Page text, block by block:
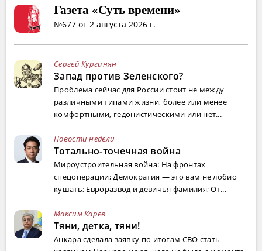
Газета «Суть времени»
№677 от 2 августа 2026 г.
Сергей Кургинян
Запад против Зеленского?
Проблема сейчас для России стоит не между
различными типами жизни, более или менее
комфортными, гедонистическими или нет...
Новости недели
Тотально-точечная война
Мироустроительная война: На фронтах
спецоперации; Демократия — это вам не лобио
кушать; Евроразвод и девичья фамилия; От...
Максим Карев
Тяни, детка, тяни!
Анкара сделала заявку по итогам СВО стать